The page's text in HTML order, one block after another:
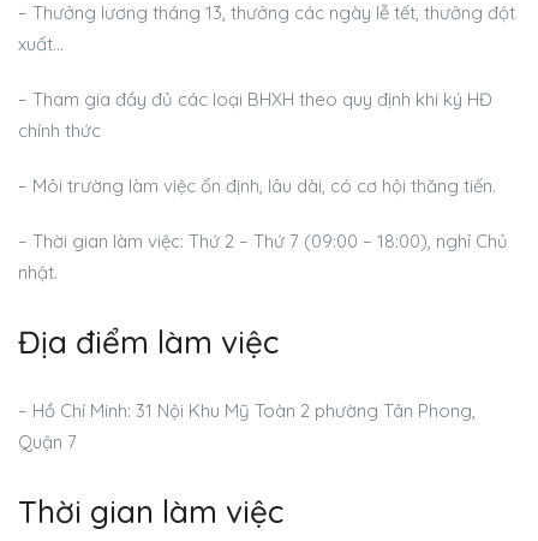
– Thưởng lương tháng 13, thưởng các ngày lễ tết, thưởng đột
xuất…
– Tham gia đầy đủ các loại BHXH theo quy định khi ký HĐ
chính thức
– Môi trường làm việc ổn định, lâu dài, có cơ hội thăng tiến.
– Thời gian làm việc: Thứ 2 – Thứ 7 (09:00 – 18:00), nghỉ Chủ
nhật.
Địa điểm làm việc
– Hồ Chí Minh: 31 Nội Khu Mỹ Toàn 2 phường Tân Phong,
Quận 7
Thời gian làm việc